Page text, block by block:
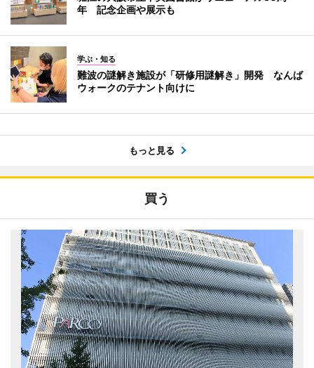
年 記念企画や展示も
学ぶ・知る
難波の謎解き施設が「研修用謎解き」開発 なんば
ウォークのテナント向けに
もっと見る
買う